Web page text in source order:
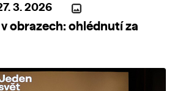
3. 2026
obrazech: ohlédnutí za